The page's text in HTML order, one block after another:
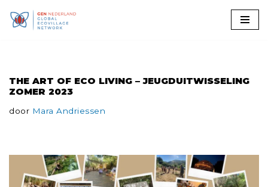
inhoud
THE ART OF ECO LIVING – JEUGDUITWISSELING
ZOMER 2023
door Mara Andriessen